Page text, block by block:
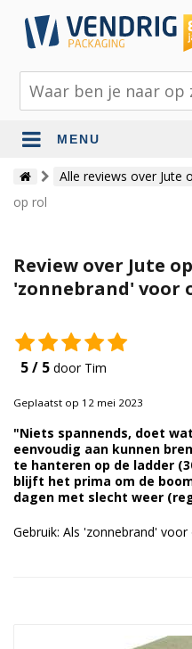
MENU
Beschermingsmateriaal
Bouw- en tuinmaterialen
Jute en lopers
Tape en stickers
Bedrukte verpakkingen
Alle reviews over Jute
op rol
Review over Jute
'zonnebrand' voor
5 / 5 door Tim
Geplaatst op 12 mei 2023
"Niets spannends, doet
eenvoudig aan kunnen
te hanteren op de ladder
blijft het prima om de
dagen met slecht weer
Gebruik: Als 'zonnebrand'